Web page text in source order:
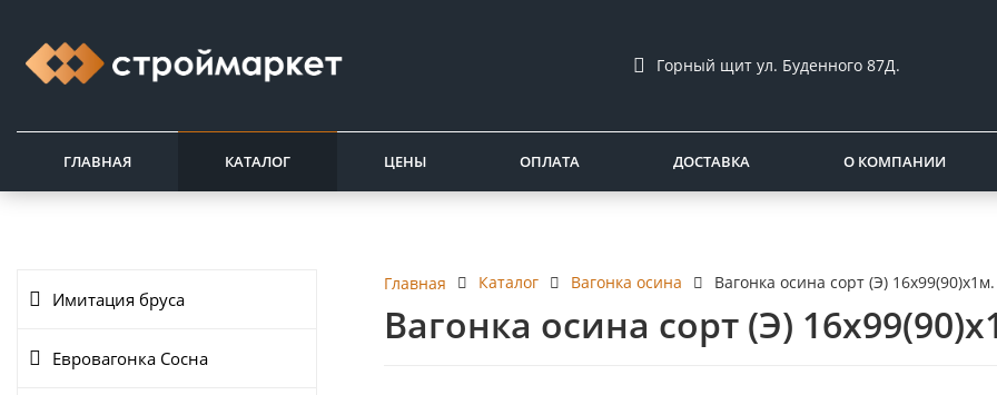
Горный щит ул. Буденного 87Д.
ГЛАВНАЯ КАТАЛОГ ЦЕНЫ ОПЛАТА ДОСТАВКА О КОМПАНИИ
Имитация бруса
Евровагонка Сосна
Главная Каталог Вагонка осина Вагонка осина сорт (Э) 16х99(90)х1м.
Вагонка осина сорт (Э)